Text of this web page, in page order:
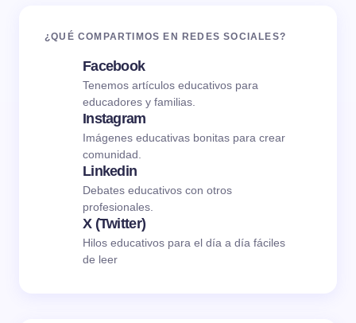
¿QUÉ COMPARTIMOS EN REDES SOCIALES?
Facebook
Tenemos artículos educativos para
educadores y familias.
Instagram
Imágenes educativas bonitas para crear
comunidad.
Linkedin
Debates educativos con otros
profesionales.
X (Twitter)
Hilos educativos para el día a día fáciles
de leer